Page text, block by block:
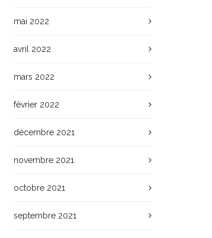
mai 2022
avril 2022
mars 2022
février 2022
décembre 2021
novembre 2021
octobre 2021
septembre 2021